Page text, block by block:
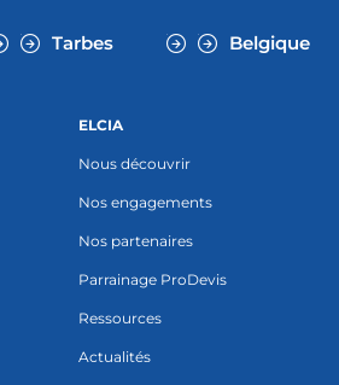
Tarbes Belgique
ELCIA
Nous découvrir
Nos engagements
Nos partenaires
Parrainage ProDevis
Ressources
Actualités